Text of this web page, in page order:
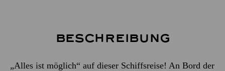
Beschreibung
„Alles ist möglich“ auf dieser Schiffsreise! An Bord der